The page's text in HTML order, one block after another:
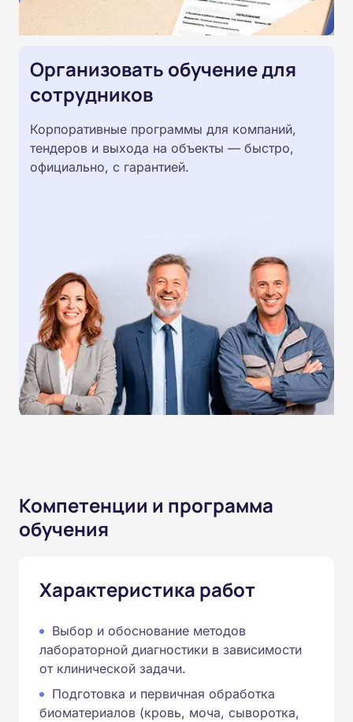
Организовать обучение для
сотрудников
Корпоративные программы для компаний,
тендеров и выхода на объекты — быстро,
официально, с гарантией.
Компетенции и программа
обучения
Характеристика работ
Выбор и обоснование методов
лабораторной диагностики в зависимости
от клинической задачи.
Подготовка и первичная обработка
биоматериалов (кровь, моча, сыворотка,